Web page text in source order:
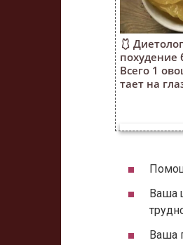
🩱
похудение
Всего 1
тает на
Ваша
Ваша